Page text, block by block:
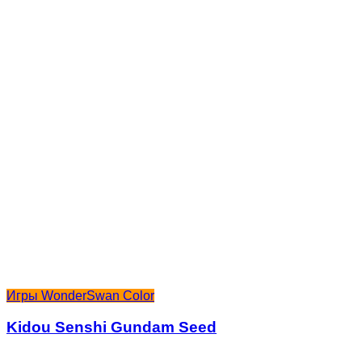
Игры WonderSwan Color
Kidou Senshi Gundam Seed